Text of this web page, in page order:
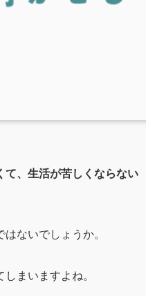
て、生活が苦しくならない
ないでしょうか。
まいますよね。